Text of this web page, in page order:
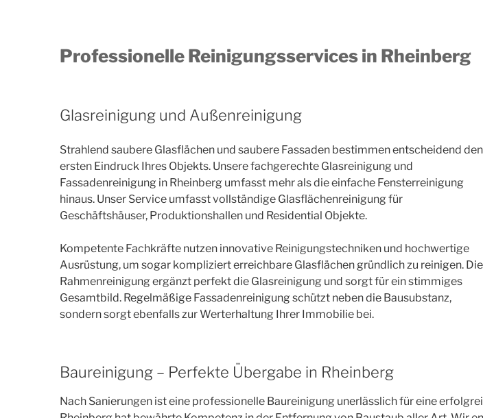
Professionelle Reinigungsservices in Rheinberg
Glasreinigung und Außenreinigung
Strahlend saubere Glasflächen und saubere Fassaden bestimmen entscheidend den
ersten Eindruck Ihres Objekts. Unsere fachgerechte Glasreinigung und
Fassadenreinigung in Rheinberg umfasst mehr als die einfache Fensterreinigung
hinaus. Unser Service umfasst vollständige Glasflächenreinigung für
Geschäftshäuser, Produktionshallen und Residential Objekte.
Kompetente Fachkräfte nutzen innovative Reinigungstechniken und hochwertige
Ausrüstung, um sogar kompliziert erreichbare Glasflächen gründlich zu reinigen. Die
Rahmenreinigung ergänzt perfekt die Glasreinigung und sorgt für ein stimmiges
Gesamtbild. Regelmäßige Fassadenreinigung schützt neben die Bausubstanz,
sondern sorgt ebenfalls zur Werterhaltung Ihrer Immobilie bei.
Baureinigung – Perfekte Übergabe in Rheinberg
Nach Sanierungen ist eine professionelle Baureinigung unerlässlich für eine